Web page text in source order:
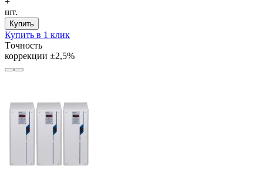
шт.
Купить
Купить в 1 клик
Tочность
коррекции ±2,5%